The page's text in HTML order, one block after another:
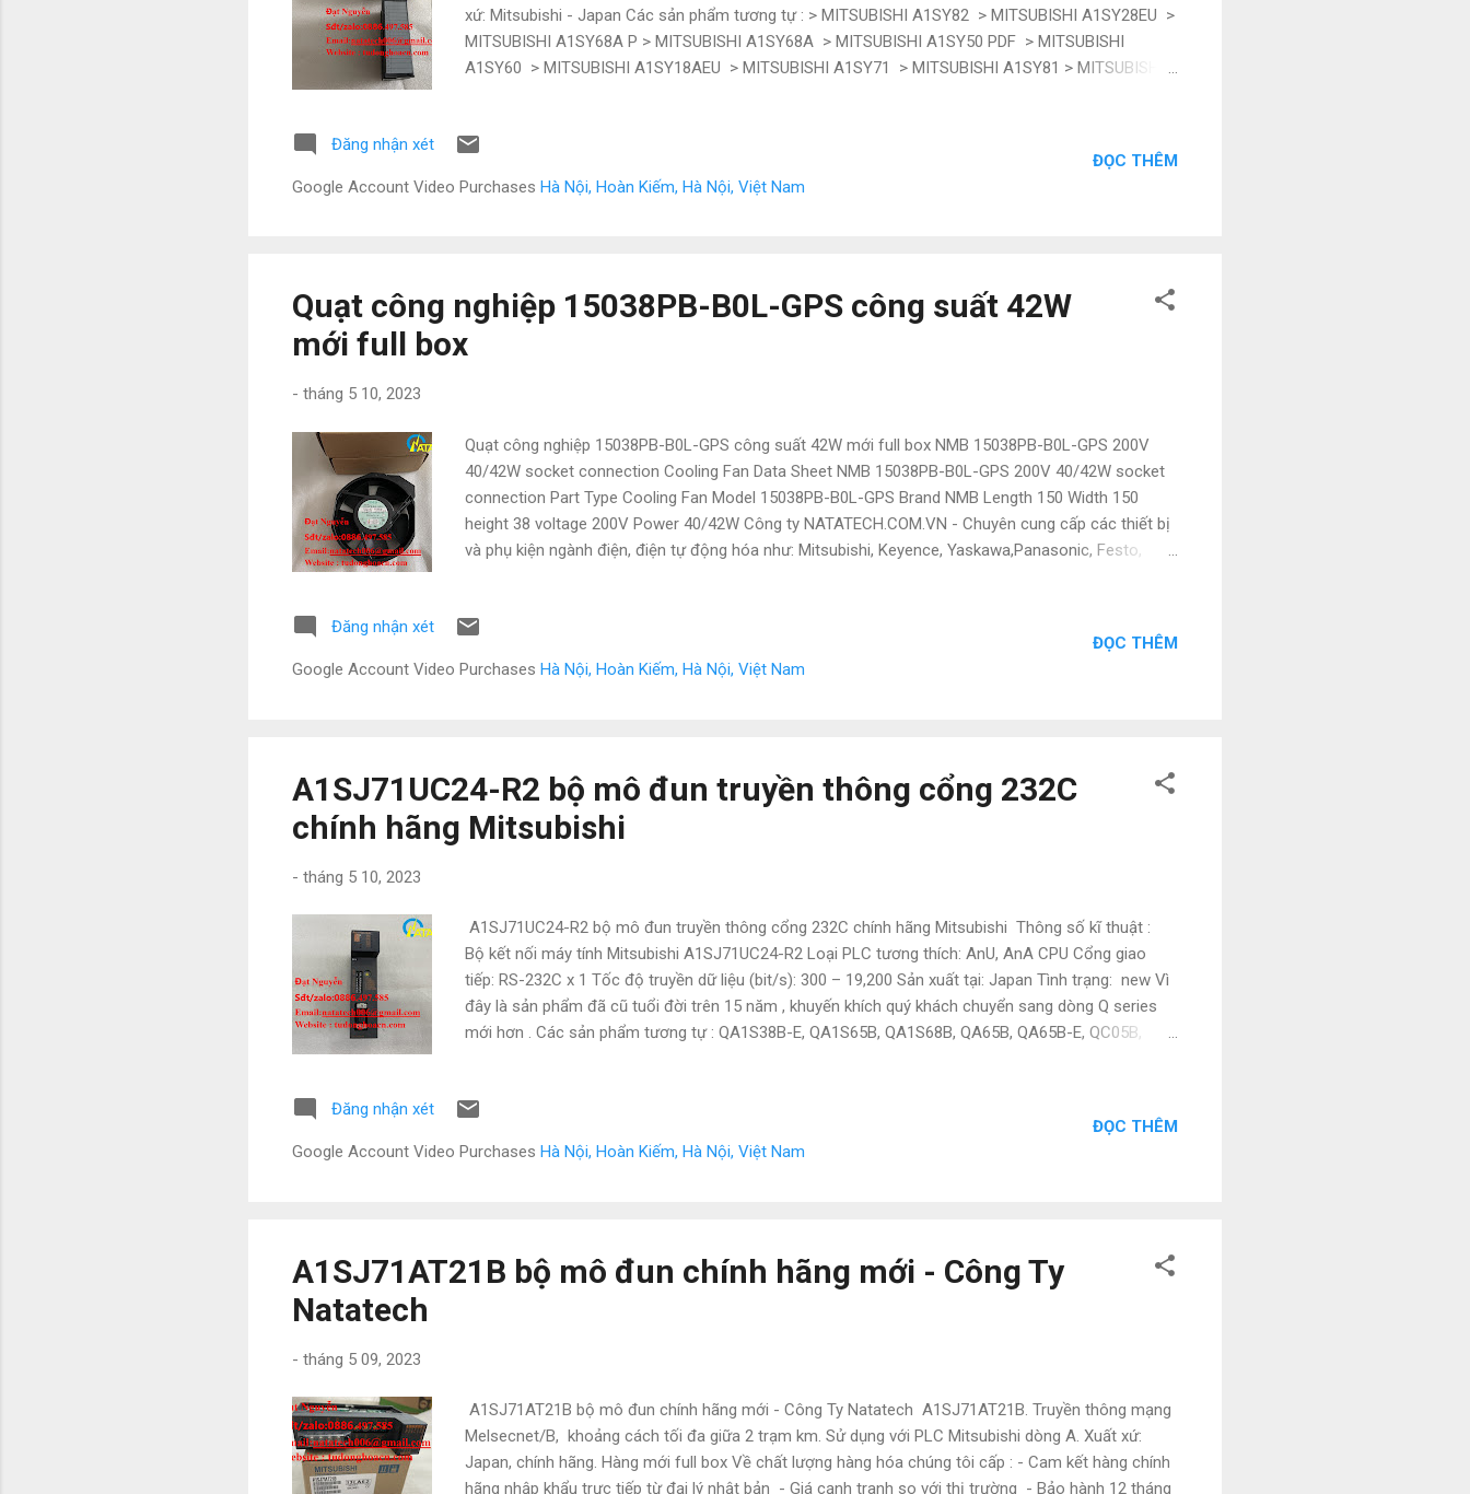
xứ: Mitsubishi - Japan Các sản phẩm tương tự : > MITSUBISHI A1SY82 > MITSUBISHI A1SY28EU >
MITSUBISHI A1SY68A P > MITSUBISHI A1SY68A > MITSUBISHI A1SY50 PDF > MITSUBISHI
A1SY60 > MITSUBISHI A1SY18AEU > MITSUBISHI A1SY71 > MITSUBISHI A1SY81 > MITSUBISHI
chúng tôi cấp : - Cam kết hàng chính hãng nhập khẩu trực tiếp từ đại lý nhật bản - Giá cạnh tranh
so với thị trường - Bảo hành 12 tháng , lỗi 1 đổi 1 giao hàng toàn quốc - Sản phẩm cung cấp giống
với hình ảnh - Hoàn tiền nếu phát sinh lỗi hoặc hàng hóa không đạt đủ ch...
Đăng nhận xét
Google Account Video Purchases Hà Nội, Hoàn Kiếm, Hà Nội, Việt Nam
ĐỌC THÊM
Quạt công nghiệp 15038PB-B0L-GPS công suất 42W
mới full box
- tháng 5 10, 2023
Quạt công nghiệp 15038PB-B0L-GPS công suất 42W mới full box NMB 15038PB-B0L-GPS 200V
40/42W socket connection Cooling Fan Data Sheet NMB 15038PB-B0L-GPS 200V 40/42W socket
connection Part Type Cooling Fan Model 15038PB-B0L-GPS Brand NMB Length 150 Width 150
height 38 voltage 200V Power 40/42W Công ty NATATECH.COM.VN - Chuyên cung cấp các thiết bị
và phụ kiện ngành điện, điện tự động hóa như: Mitsubishi, Keyence, Yaskawa,Panasonic, Festo,
Zalo : 0886497585 • Email : natatech006@gmail.com • Website : Tudonghoacn.com #PLC #BienTan
#ChinhHang #DongCo #Servo #BoGiamToc #NhapKhau #GiaTot #ChuyenPhanPhoi
Đăng nhận xét
Google Account Video Purchases Hà Nội, Hoàn Kiếm, Hà Nội, Việt Nam
ĐỌC THÊM
A1SJ71UC24-R2 bộ mô đun truyền thông cổng 232C
chính hãng Mitsubishi
- tháng 5 10, 2023
A1SJ71UC24-R2 bộ mô đun truyền thông cổng 232C chính hãng Mitsubishi Thông số kĩ thuật :
Bộ kết nối máy tính Mitsubishi A1SJ71UC24-R2 Loại PLC tương thích: AnU, AnA CPU Cổng giao
tiếp: RS-232C x 1 Tốc độ truyền dữ liệu (bit/s): 300 – 19,200 Sản xuất tại: Japan Tình trạng: new Vì
đây là sản phẩm đã cũ tuổi đời trên 15 năm , khuyến khích quý khách chuyển sang dòng Q series
mới hơn . Các sản phẩm tương tự : QA1S38B-E, QA1S65B, QA1S68B, QA65B, QA65B-E, QC05B,
QG60, QH42P, QI60, QJ61BT11N, QJ61CL12, QJ71AS92, QJ71BR11, QJ71C24N, QJ71C24N-R2,
QJ71C24N-R4, QJ71CMO, QJ71E71-100, QJ71E71-B2, QJ71E71-B5, QJ71FL71-B2, QJ71FL71-B2-
F01, QJ71FL71-B5-F01, QJ71FL71-F01, QJ71FL71-T-F01, QJ71LP21-25, QJ71LP21G, QJ71LP21S-
Đăng nhận xét
Google Account Video Purchases Hà Nội, Hoàn Kiếm, Hà Nội, Việt Nam
ĐỌC THÊM
A1SJ71AT21B bộ mô đun chính hãng mới - Công Ty
Natatech
- tháng 5 09, 2023
A1SJ71AT21B bộ mô đun chính hãng mới - Công Ty Natatech A1SJ71AT21B. Truyền thông mạng
Melsecnet/B, khoảng cách tối đa giữa 2 trạm km. Sử dụng với PLC Mitsubishi dòng A. Xuất xứ:
Japan, chính hãng. Hàng mới full box Về chất lượng hàng hóa chúng tôi cấp : - Cam kết hàng chính
hãng nhập khẩu trực tiếp từ đại lý nhật bản - Giá cạnh tranh so với thị trường - Bảo hành 12 tháng